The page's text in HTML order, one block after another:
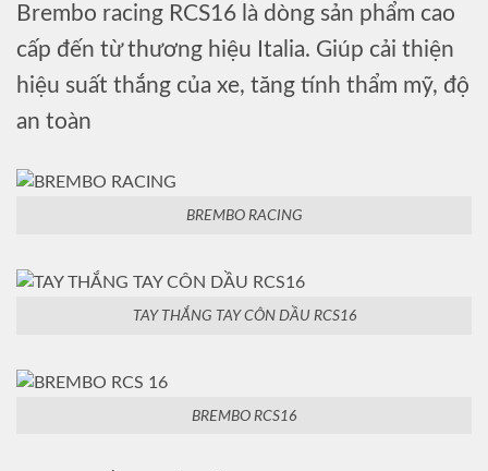
Brembo racing RCS16 là dòng sản phẩm cao
cấp đến từ thương hiệu Italia. Giúp cải thiện
hiệu suất thắng của xe, tăng tính thẩm mỹ, độ
an toàn
BREMBO RACING
TAY THẮNG TAY CÔN DẦU RCS16
BREMBO RCS16